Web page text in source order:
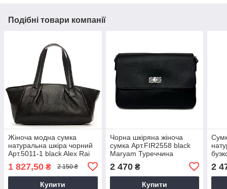
Подібні товари компанії
Жіноча модна сумка
натуральна шкіра чорний
Арт.5011-1 black Alex Rai
1 827,50 ₴ 2 150 ₴
Купити
Чорна шкіряна жіноча
сумка Арт.FIR2558 black
Maryam Туреччина
2 470₴
Купити
2